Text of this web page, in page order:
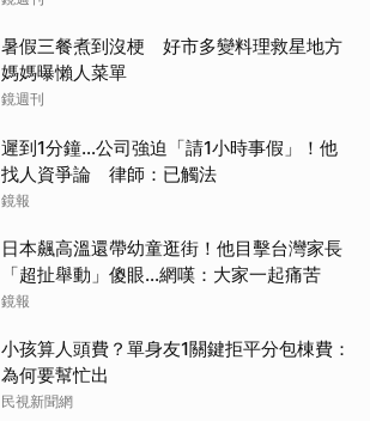
暑假三餐煮到沒梗 好市多變料理救星地方
媽媽曝懶人菜單
鏡週刊
遲到1分鐘…公司強迫「請1小時事假」！他
找人資爭論 律師：已觸法
鏡報
日本飆高溫還帶幼童逛街！他目擊台灣家長
「超扯舉動」傻眼...網嘆：大家一起痛苦
鏡報
小孩算人頭費？單身友1關鍵拒平分包棟費：
為何要幫忙出
民視新聞網